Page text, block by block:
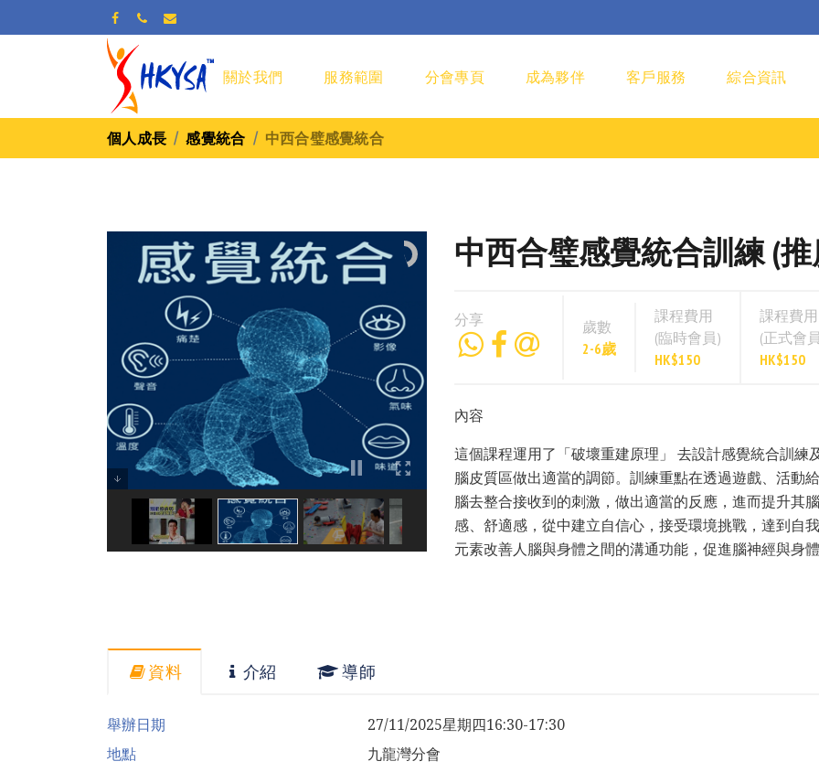
關於我們 服務範圍 分會專頁 成為夥伴 客戶服務 綜合資訊
個人成長 感覺統合 中西合璧感覺統合
中西合璧感覺統合訓練 (推
分享
歲數
2-6歲
課程費用
(臨時會員)
HK$150
課程費用
(正式會
HK$150
內容
這個課程運用了「破壞重建原理」 去設計感覺統合訓
腦皮質區做出適當的調節。訓練重點在透過遊戲、活動
腦去整合接收到的刺激，做出適當的反應，進而提升其
感、舒適感，從中建立自信心，接受環境挑戰，達到自
元素改善人腦與身體之間的溝通功能，促進腦神經與身
資料 介紹 導師
舉辦日期
27/11/2025星期四16:30-17:30
地點
九龍灣分會